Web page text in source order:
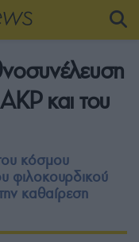
και του
κόσμου
φιλοκουρδικού
καθαίρεση